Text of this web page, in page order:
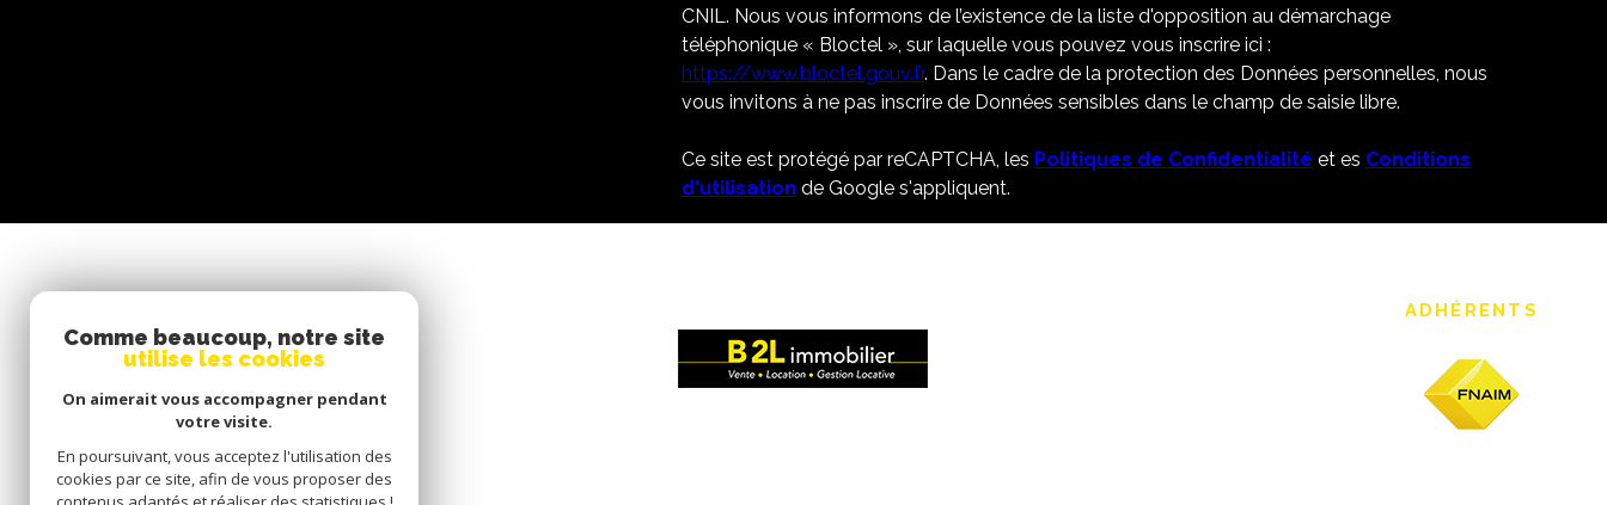
CNIL. Nous vous informons de l’existence de la liste d'opposition au démarchage
téléphonique « Bloctel », sur laquelle vous pouvez vous inscrire ici :
https://www.bloctel.gouv.fr. Dans le cadre de la protection des Données personnelles, nous
vous invitons à ne pas inscrire de Données sensibles dans le champ de saisie libre.
Ce site est protégé par reCAPTCHA, les Politiques de Confidentialité et es Conditions
d'utilisation de Google s'appliquent.
ADHÉRENTS
Comme beaucoup, notre site
utilise les cookies
On aimerait vous accompagner pendant
votre visite.
En poursuivant, vous acceptez l'utilisation des
cookies par ce site, afin de vous proposer des